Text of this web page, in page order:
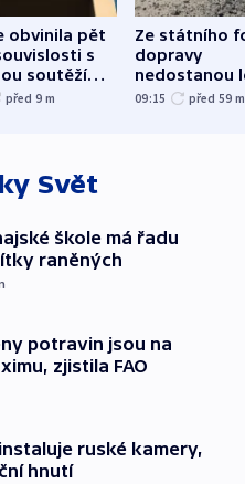
obvinila pět
s
soutěží
železnic
před 9 m
Ze státního
dopravy
nedostanou
kraje na
09:15 před 59 m
Svět
škole má řadu
raněných
potravin jsou na
zjistila FAO
ruské kamery,
hnutí